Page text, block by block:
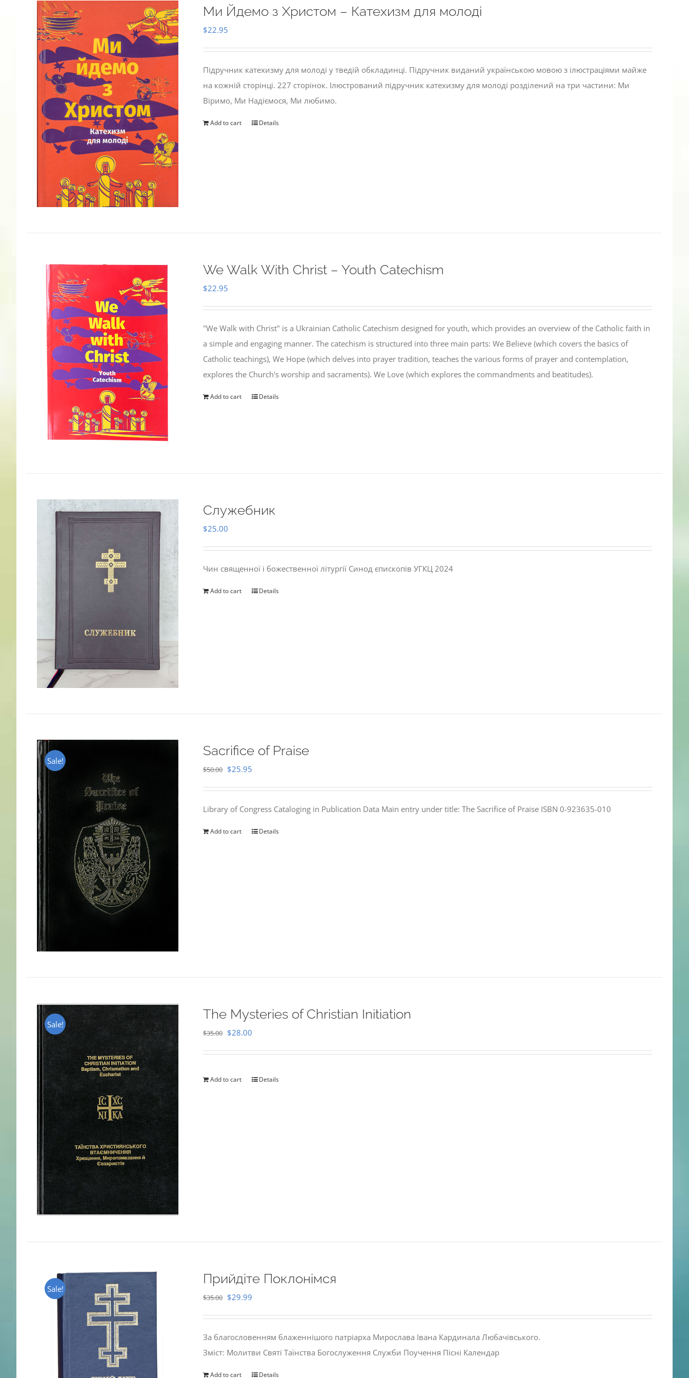
Ми Йдемо з Христом – Катехизм для молоді
$22.95
Підручник катехизму для молоді у тведій обкладинці. Підручник виданий українською мовою з ілюстраціями майже
на кожній сторінці. 227 сторінок. Ілюстрований підручник катехизму для молоді розділений на три частини: Ми
Віримо, Ми Надіємося, Ми любимо.
Add to cart Details
We Walk With Christ – Youth Catechism
$22.95
"We Walk with Christ" is a Ukrainian Catholic Catechism designed for youth, which provides an overview of the Catholic faith in
a simple and engaging manner. The catechism is structured into three main parts: We Believe (which covers the basics of
Catholic teachings), We Hope (which delves into prayer tradition, teaches the various forms of prayer and contemplation,
explores the Church's worship and sacraments). We Love (which explores the commandments and beatitudes).
Add to cart Details
Служебник
$25.00
Чин священної і божественної літургії Синод єпископів УГКЦ 2024
Add to cart Details
Sale!
Sacrifice of Praise
$50.00 Original
$50.00.
$25.95
$25.95.
Library of Congress Cataloging in Publication Data Main entry under title: The Sacrifice of Praise ISBN 0-923635-010
Add to cart Details
Sale!
The Mysteries of Christian Initiation
$35.00 Original
$35.00.
$28.00
$28.00.
Add to cart Details
Sale!
Прийдіте Поклонімся
$35.00 Original
$35.00.
$29.99
$29.99.
За благословенням блаженнішого патріарха Мирослава Івана Кардинала Любачівського.
Зміст: Молитви Святі Таїнства Богослуження Служби Поучення Пісні Календар
Add to cart Details